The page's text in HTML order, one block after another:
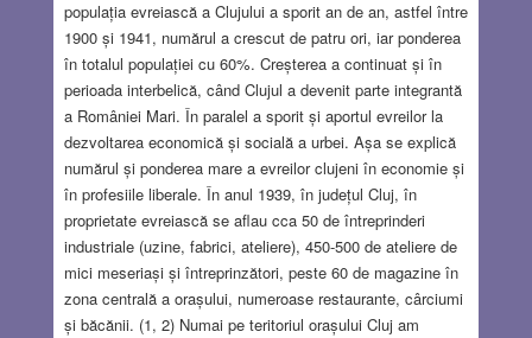
populația evreiască a Clujului a sporit an de an, astfel între
1900 și 1941, numărul a crescut de patru ori, iar ponderea
în totalul populației cu 60%. Creșterea a continuat și în
perioada interbelică, când Clujul a devenit parte integrantă
a României Mari. În paralel a sporit și aportul evreilor la
dezvoltarea economică și socială a urbei. Așa se explică
numărul și ponderea mare a evreilor clujeni în economie și
în profesiile liberale. În anul 1939, în județul Cluj, în
proprietate evreiască se aflau cca 50 de întreprinderi
industriale (uzine, fabrici, ateliere), 450-500 de ateliere de
mici meseriași și întreprinzători, peste 60 de magazine în
zona centrală a orașului, numeroase restaurante, cârciumi
și băcănii. (1, 2) Numai pe teritoriul orașului Cluj am